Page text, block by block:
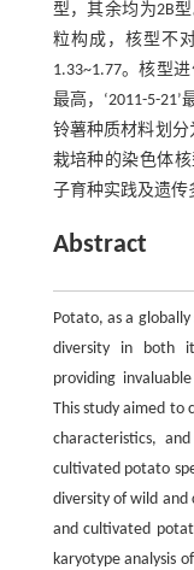
型，其余均为2B
粒构成，核型不
1.33~1.77。核型
最高，‘2011-5-
铃薯种质材料划
栽培种的染色体
子育种实践及遗传
Abstract
Potato, as a
diversity in both
providing
This study aimed to
characteristics,
cultivated potato
diversity of wild and
and cultivated
karyotype analysis